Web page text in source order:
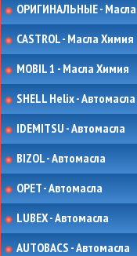
ОРИГИНАЛЬНЫЕ - Масла
CASTROL - Масла Химия
MOBIL 1 - Масла Химия
SHELL Helix - Автомасла
IDEMITSU - Автомасла
BIZOL - Автомасла
OPET - Автомасла
LUBEX - Автомасла
AUTOBACS - Автомасла